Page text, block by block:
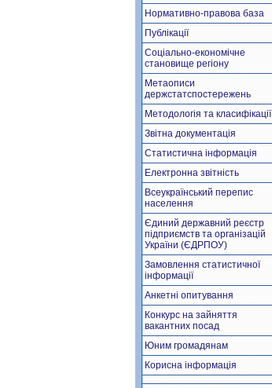
Нормативно-правова база
Публікації
Соціально-економічне
становище регіону
Метаописи
держстатспостережень
Методологія та класифікації
Звітна документація
Статистична інформація
Електронна звітність
Всеукраїнський перепис
населення
Єдиний державний реєстр
підприємств та організацій
України (ЄДРПОУ)
Замовлення статистичної
інформації
Анкетні опитування
Конкурс на зайняття
вакантних посад
Юним громадянам
Корисна інформація